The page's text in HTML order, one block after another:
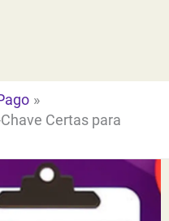
Certas para